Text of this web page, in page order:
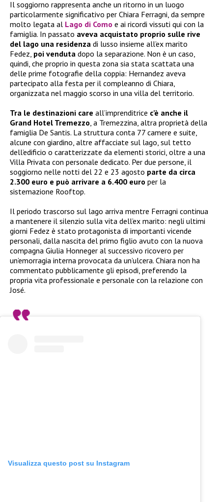
Il soggiorno rappresenta anche un ritorno in un luogo
particolarmente significativo per Chiara Ferragni, da sempre
molto legata al Lago di Como e ai ricordi vissuti qui con la
famiglia. In passato aveva acquistato proprio sulle rive
del lago una residenza di lusso insieme all’ex marito
Fedez, poi venduta dopo la separazione. Non è un caso,
quindi, che proprio in questa zona sia stata scattata una
delle prime fotografie della coppia: Hernandez aveva
partecipato alla festa per il compleanno di Chiara,
organizzata nel maggio scorso in una villa del territorio.
Tra le destinazioni care all’imprenditrice c’è anche il
Grand Hotel Tremezzo, a Tremezzina, altra proprietà della
famiglia De Santis. La struttura conta 77 camere e suite,
alcune con giardino, altre affacciate sul lago, sul tetto
dell’edificio o caratterizzate da elementi storici, oltre a una
Villa Privata con personale dedicato. Per due persone, il
soggiorno nelle notti del 22 e 23 agosto parte da circa
2.300 euro e può arrivare a 6.400 euro per la
sistemazione Rooftop.
Il periodo trascorso sul lago arriva mentre Ferragni continua
a mantenere il silenzio sulla vita dell’ex marito: negli ultimi
giorni Fedez è stato protagonista di importanti vicende
personali, dalla nascita del primo figlio avuto con la nuova
compagna Giulia Honneger al successivo ricovero per
un’emorragia interna provocata da un’ulcera. Chiara non ha
commentato pubblicamente gli episodi, preferendo la
propria vita professionale e personale con la relazione con
José.
Visualizza questo post su Instagram